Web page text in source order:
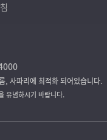
사파리에 최적화 되어있습니다.
유념하시기 바랍니다.